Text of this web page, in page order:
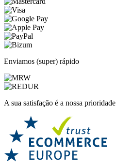
Enviamos (super) rápido
A sua satisfação é a nossa prioridade